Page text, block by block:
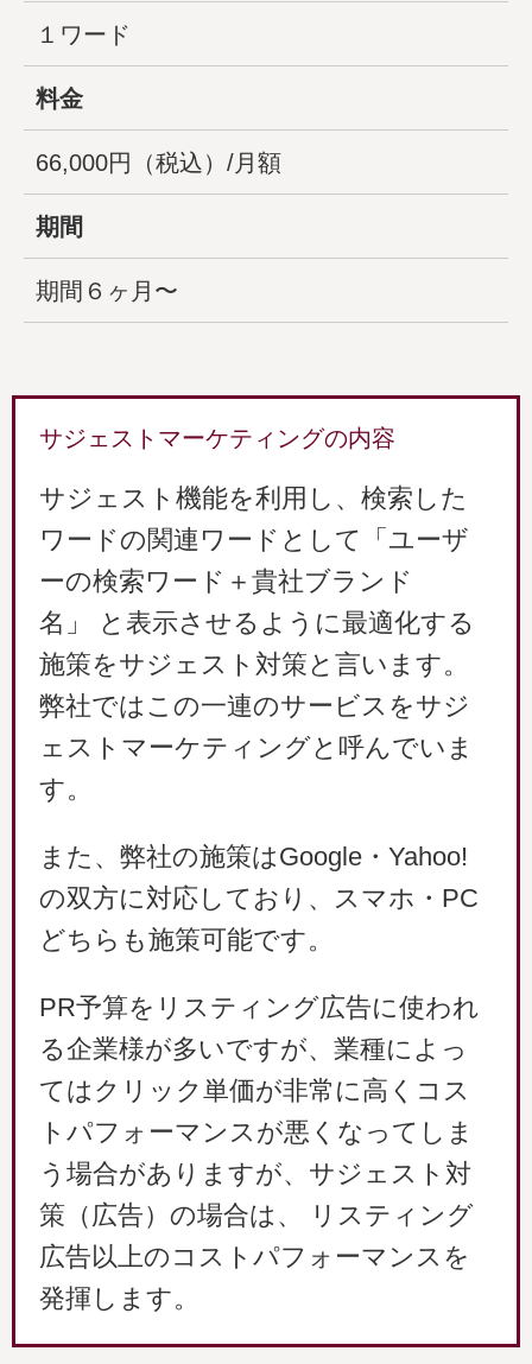
１ワード
料金
66,000円（税込）/月額
期間
期間６ヶ月〜
サジェストマーケティングの内容
サジェスト機能を利用し、検索した
ワードの関連ワードとして「ユーザ
ーの検索ワード＋貴社ブランド
名」 と表示させるように最適化する
施策をサジェスト対策と言います。
弊社ではこの一連のサービスをサジ
ェストマーケティングと呼んでいま
す。
また、弊社の施策はGoogle・Yahoo!
の双方に対応しており、スマホ・PC
どちらも施策可能です。
PR予算をリスティング広告に使われ
る企業様が多いですが、業種によっ
てはクリック単価が非常に高くコス
トパフォーマンスが悪くなってしま
う場合がありますが、サジェスト対
策（広告）の場合は、 リスティング
広告以上のコストパフォーマンスを
発揮します。